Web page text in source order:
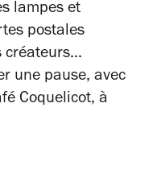
lampes et
postales
créateurs...
une pause, avec
Coquelicot, à